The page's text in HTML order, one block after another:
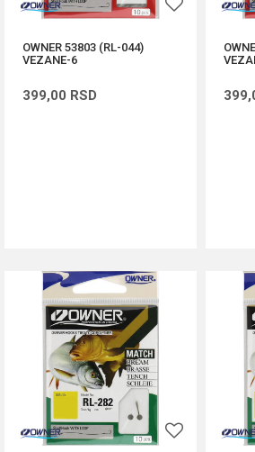
OWNER 53803 (RL-044)
VEZANE-6
399,00 RSD